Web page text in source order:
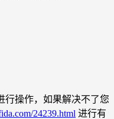
行操作，如果解决不了您
24239.html 进行有